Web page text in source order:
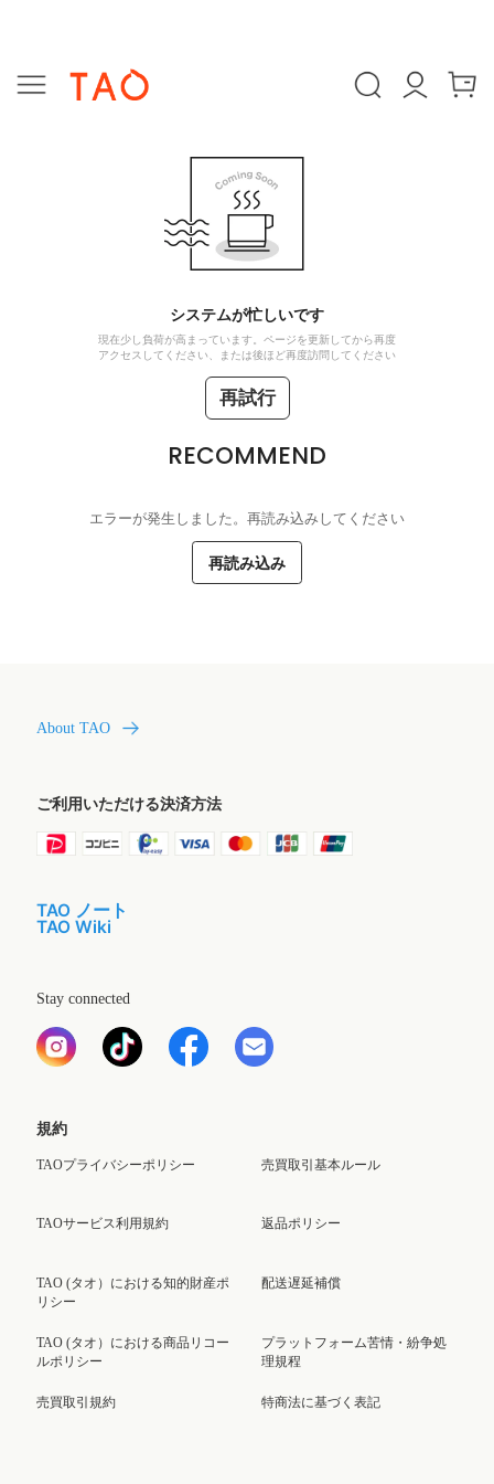
システムが忙しいです
現在少し負荷が高まっています。ページを更新してから再度
アクセスしてください、または後ほど再度訪問してください
再試行
RECOMMEND
エラーが発生しました。再読み込みしてください
再読み込み
About TAO
ご利用いただける決済方法
TAO ノート
TAO Wiki
Stay connected
規約
TAOプライバシーポリシー
TAOサービス利用規約
TAO (タオ）における知的財産ポ
リシー
TAO (タオ）における商品リコー
ルポリシー
売買取引規約
売買取引基本ルール
返品ポリシー
配送遅延補償
プラットフォーム苦情・紛争処
理規程
特商法に基づく表記